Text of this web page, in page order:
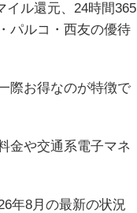
イル還元、24時間365
パルコ・西友の優待
際お得なのが特徴で
金や交通系電子マネ
年8月の最新の状況